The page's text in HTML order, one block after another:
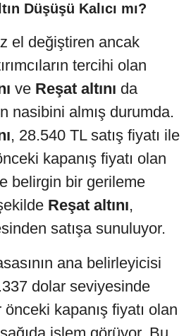
Düşüşü Kalıcı mı?
el değiştiren ancak
tercihi olan
ve Reşat altını da
nasibini almış durumda.
, 28.540 TL satış fiyatı ile
kapanış fiyatı olan
belirgin bir gerileme
Reşat altını,
satışa sunuluyor.
ana belirleyicisi
dolar seviyesinde
kapanış fiyatı olan